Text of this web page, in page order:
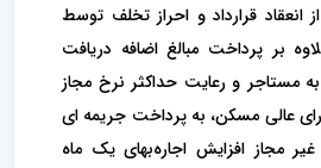
قرارداد و احراز تخلف توسط
بر پرداخت مبالغ اضافه دریافت
مستاجر و رعایت حداکثر نرخ مجاز
عالی مسکن، به پرداخت جریمه ای
مجاز افزایش اجاره‌بهای یک ماه